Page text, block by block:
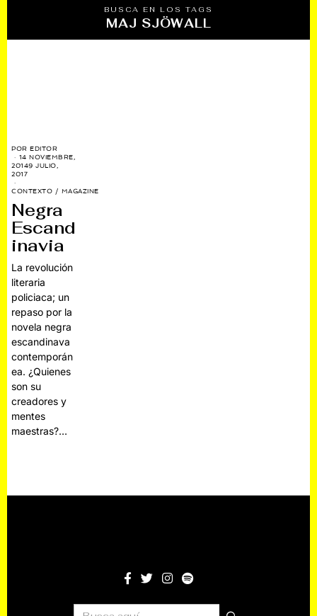
BUSCA EN LOS TAGS
MAJ SJÖWALL
POREDITOR
14 NOVIEMBRE,
20149 JULIO,
2017
CONTEXTO / MAGAZINE
Negra
Escand
inavia
La revolución
literaria
policiaca; un
repaso por la
novela negra
escandinava
contemporán
ea. ¿Quienes
son su
creadores y
mentes
maestras?…